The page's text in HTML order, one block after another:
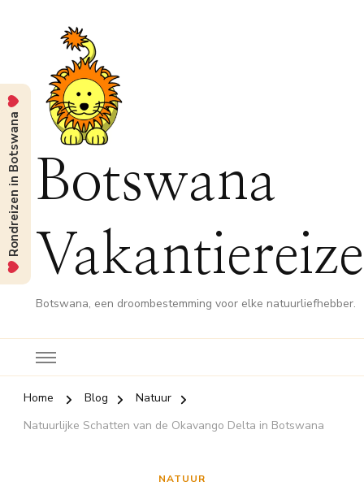
Botswana
Botswana, een droombestemming voor elke natuurliefhebber.
Home Blog
Natuur
Natuurlijke Schatten van de Okavango Delta in Botswana
NATUUR
Rondreizen in Botswana